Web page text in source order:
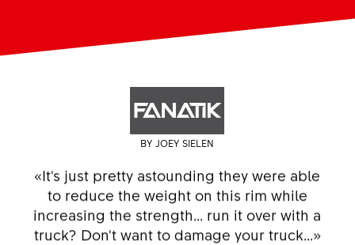
BY JOEY SIELEN
«It's just pretty astounding they were able
to reduce the weight on this rim while
increasing the strength... run it over with a
truck? Don't want to damage your truck...»